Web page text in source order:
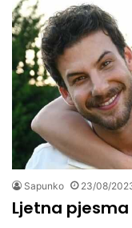
Sapunko 23/08/
Ljetna